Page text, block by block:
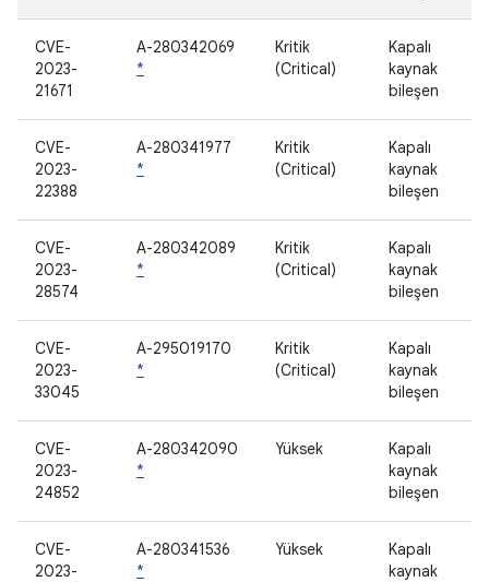
CVE-
2023-
21671
A-280342069
*
Kritik
(Critical)
Kapalı
kaynak
bileşen
CVE-
2023-
22388
A-280341977
*
Kritik
(Critical)
Kapalı
kaynak
bileşen
CVE-
2023-
28574
A-280342089
*
Kritik
(Critical)
Kapalı
kaynak
bileşen
CVE-
2023-
33045
A-295019170
*
Kritik
(Critical)
Kapalı
kaynak
bileşen
CVE-
2023-
24852
A-280342090
*
Yüksek
Kapalı
kaynak
bileşen
CVE-
2023-
A-280341536
*
Yüksek
Kapalı
kaynak